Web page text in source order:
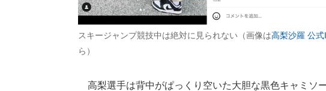
スキージャンプ競技中は絶対に見られない（画像は高梨沙羅 公
ら）
高梨選手は背中がぱっくり空いた大胆な黒色キャミソ